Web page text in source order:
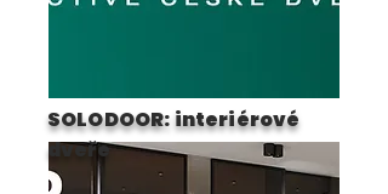
SOLODOOR: interiérové
dveře